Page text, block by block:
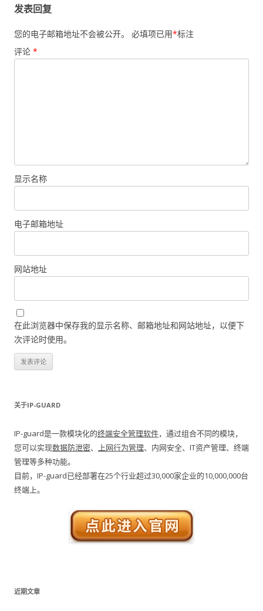
发表回复
您的电子邮箱地址不会被公开。 必填项已用*标注
评论 *
显示名称
电子邮箱地址
网站地址
在此浏览器中保存我的显示名称、邮箱地址和网站地址，以便下
次评论时使用。
关于IP-GUARD
IP-guard是一款模块化的终端安全管理软件，通过组合不同的模块，
您可以实现数据防泄密、 上网行为管理、内网安全、IT资产管理、终端
管理等多种功能。
目前，IP-guard已经部署在25个行业超过30,000家企业的10,000,000台
终端上。
近期文章